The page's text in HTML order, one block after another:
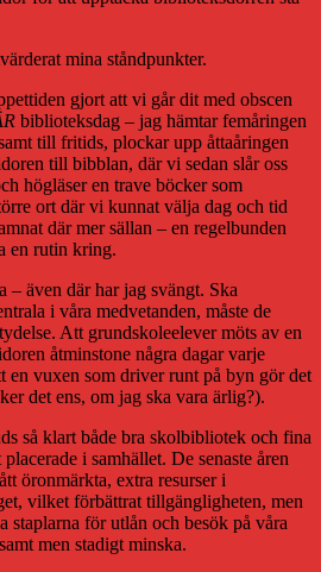
mina ståndpunkter.
gjort att vi går dit med obscen
biblioteksdag – jag hämtar femåringen
till fritids, plockar upp åttaåringen
till bibblan, där vi sedan slår oss
högläser en trave böcker som
ort där vi kunnat välja dag och tid
där mer sällan – en regelbunden
en rutin kring.
– även där har jag svängt. Ska
i våra medvetanden, måste de
Att grundskoleelever möts av en
åtminstone några dagar varje
en vuxen som driver runt på byn gör det
det ens, om jag ska vara ärlig?).
så klart både bra skolbibliotek och fina
i samhället. De senaste åren
öronmärkta, extra resurser i
vilket förbättrat tillgängligheten, men
staplarna för utlån och besök på våra
men stadigt minska.